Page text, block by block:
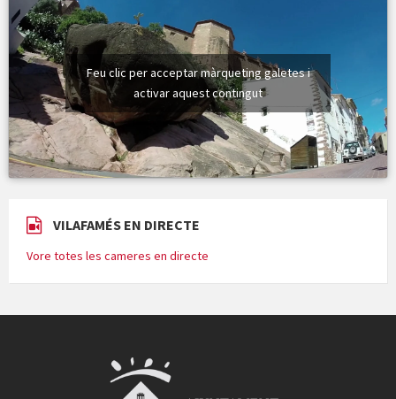
Feu clic per acceptar màrqueting galetes i
activar aquest contingut
VILAFAMÉS EN DIRECTE
Vore totes les cameres en directe